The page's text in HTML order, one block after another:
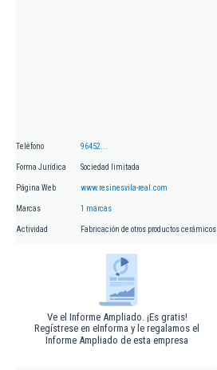
Teléfono 96452...
Forma Jurídica Sociedad limitada
Página Web www.resinesvila-real.com
Marcas 1 marcas
Actividad Fabricación de otros productos cerámicos
Ve el Informe Ampliado. ¡Es gratis!
Regístrese en eInforma y le regalamos el
Informe Ampliado de esta empresa